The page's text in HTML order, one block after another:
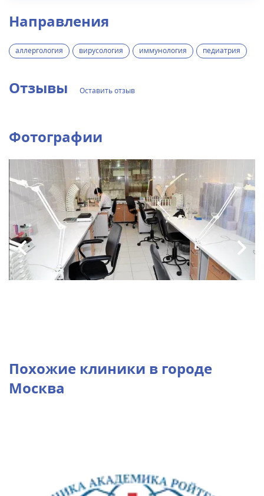
Направления
аллергология вирусология иммунология педиатрия
Отзывы Оставить отзыв
Фотографии
Похожие клиники в городе
Москва